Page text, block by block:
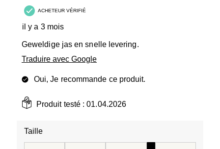
ACHETEUR VÉRIFIÉ
il y a 3 mois
Geweldige jas en snelle levering.
Traduire avec Google
Oui, Je recommande ce produit.
Produit testé :01.04.2026
Taille